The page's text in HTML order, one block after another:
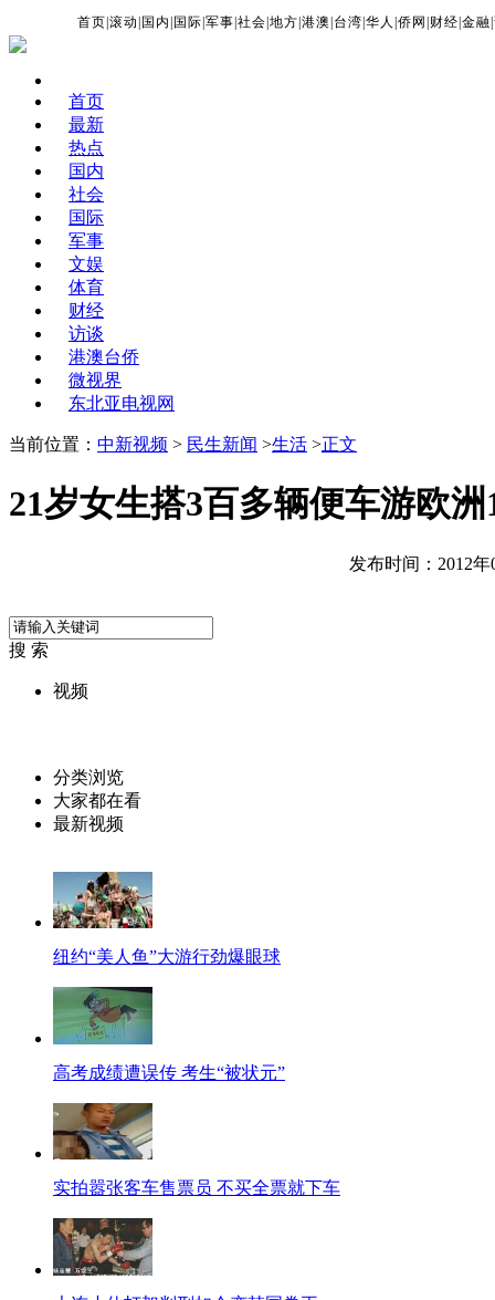
首页 |滚动 国内 国际 |军事 |社会 |地方 |港澳 台湾 |华人 |侨网 财经 |金融 |
首页
最新
热点
国内
社会
国际
军事
文娱
体育
财经
访谈
港澳台侨
微视界
东北亚电视网
当前位置： 中新视频 > 民生新闻 >生活 >正文
21岁女生搭3百多辆便车游欧洲
发布时间：2012年
搜 索
视频
分类浏览
大家都在看
最新视频
纽约“美人鱼”大游行劲爆眼球
高考成绩遭误传 考生“被状元”
实拍嚣张客车售票员 不买全票就下车